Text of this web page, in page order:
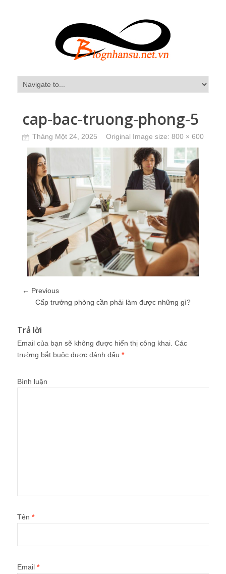
cap-bac-truong-phong-5
Tháng Một 24, 2025 Original Image size: 800 × 600
← Previous
Cấp trưởng phòng cần phải làm được những gì?
Trả lời
Email của bạn sẽ không được hiển thị công khai. Các
trường bắt buộc được đánh dấu *
Bình luận
Tên *
Email *